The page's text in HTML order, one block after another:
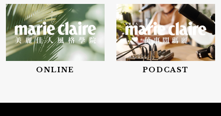
ONLINE PODCAST